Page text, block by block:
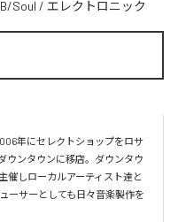
Soul / エレクトロニック
年にセレクトショップをロサ
ウンタウンに移店。ダウンタウ
催しローカルアーティスト達と
ーサーとしても日々音楽製作を